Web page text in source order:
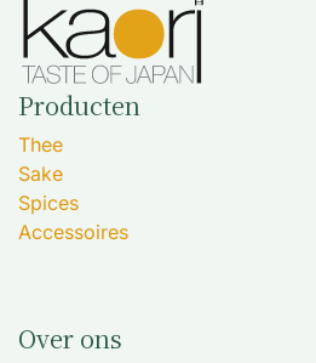
Producten
Thee
Sake
Spices
Accessoires
Over ons